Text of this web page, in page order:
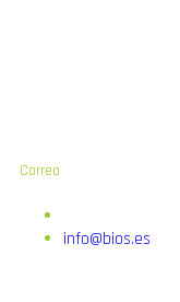
Correo
info@bios.es